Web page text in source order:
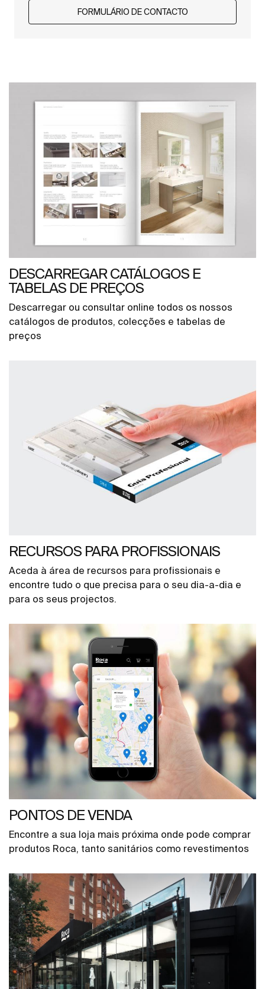
FORMULÁRIO DE CONTACTO
DESCARREGAR CATÁLOGOS E
TABELAS DE PREÇOS
Descarregar ou consultar online todos os nossos
catálogos de produtos, colecções e tabelas de
preços
RECURSOS PARA PROFISSIONAIS
Aceda à área de recursos para profissionais e
encontre tudo o que precisa para o seu dia-a-dia e
para os seus projectos.
PONTOS DE VENDA
Encontre a sua loja mais próxima onde pode comprar
produtos Roca, tanto sanitários como revestimentos